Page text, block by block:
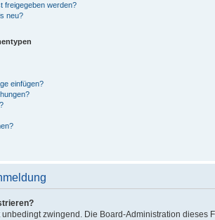
freigegeben werden?
neu?
einfügen?
zwingend. Die Board-Administration dieses